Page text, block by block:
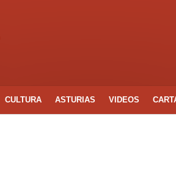
CULTURA ASTURIAS VIDEOS